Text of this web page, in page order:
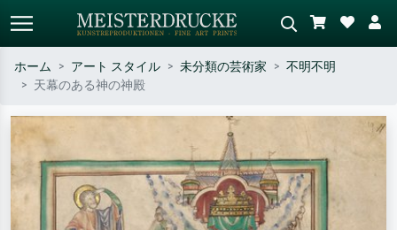
– 例：モネ、星月夜、印象派、北
斎の波、ヌード。
シーンを説明してください – 例：
緑の草原、赤の多い抽象画、暗い
油絵、木のそばの立ち姿のヌー
ド。
ホーム アート スタイル 未分類の芸術家
不明不明
天幕のある神の神殿